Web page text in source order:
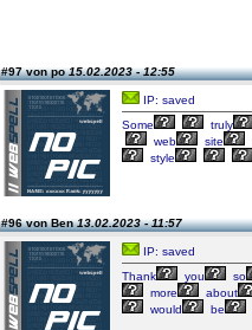
#97 von po15.02.2023 - 12:55
IP: saved
Some
truly
web
site
style
#96 von Ben13.02.2023 - 11:57
IP: saved
Thank
you so
more
about
would
be